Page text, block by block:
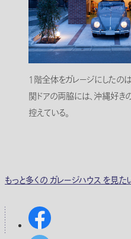
1階全体をガレージにしたの
関ドアの両脇には、沖縄好
控えている。
もっと多くの ガレージハウス を見た